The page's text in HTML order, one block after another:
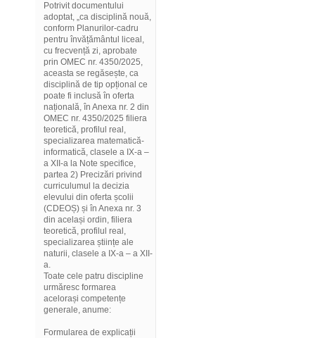
Potrivit documentului
adoptat, „ca disciplină nouă,
conform Planurilor-cadru
pentru învățământul liceal,
cu frecvență zi, aprobate
prin OMEC nr. 4350/2025,
aceasta se regăsește, ca
disciplină de tip opțional ce
poate fi inclusă în oferta
națională, în Anexa nr. 2 din
OMEC nr. 4350/2025 filiera
teoretică, profilul real,
specializarea matematică-
informatică, clasele a IX-a –
a XII-a la Note specifice,
partea 2) Precizări privind
curriculumul la decizia
elevului din oferta școlii
(CDEOȘ) și în Anexa nr. 3
din același ordin, filiera
teoretică, profilul real,
specializarea științe ale
naturii, clasele a IX-a – a XII-
a.
Toate cele patru discipline
urmăresc formarea
acelorași competențe
generale, anume:
Formularea de explicații